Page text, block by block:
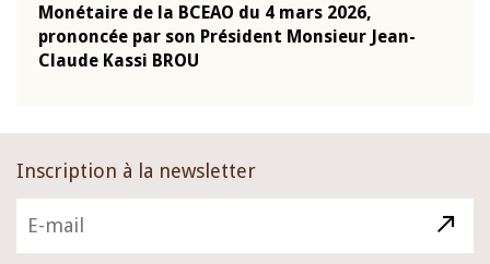
Monétaire de la BCEAO du 4 mars 2026,
prononcée par son Président Monsieur Jean-
Claude Kassi BROU
Inscription à la newsletter